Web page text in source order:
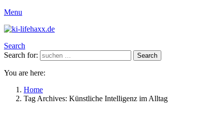
Menu
Search
Search for:
Search
You are here:
Home
Tag Archives: Künstliche Intelligenz im Alltag